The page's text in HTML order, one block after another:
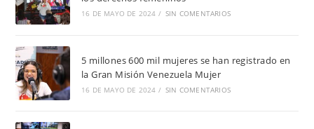
16 DE MAYO DE 2024 / SIN COMENTARIOS
5 millones 600 mil mujeres se han registrado en
la Gran Misión Venezuela Mujer
16 DE MAYO DE 2024 / SIN COMENTARIOS